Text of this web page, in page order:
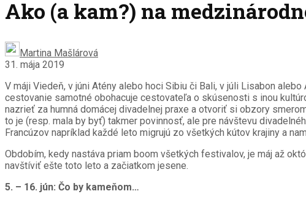
Ako (a kam?) na
Martina Mašlárová
31. mája 2019
V máji Viedeň, v júni Atény alebo hoci Sibiu či Bali, v júli Lisabon
cestovanie samotné obohacuje cestovateľa o skúsenosti s inou
nazrieť za humná domácej divadelnej praxe a otvoriť si obzory
to je (resp. mala by byť) takmer povinnosť, ale pre návštevu
Francúzov napríklad každé leto migrujú zo všetkých kútov krajiny a
Obdobím, kedy nastáva priam boom všetkých festivalov, je máj až
navštíviť ešte toto leto a začiatkom jesene.
5. – 16. jún: Čo by kameňom…